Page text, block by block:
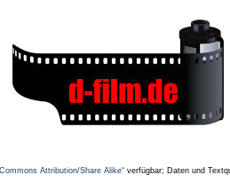
Attribution/Share Alike“verfügbar; Daten und